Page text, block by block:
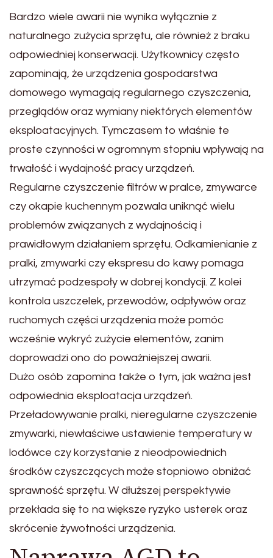
Bardzo wiele awarii nie wynika wyłącznie z
naturalnego zużycia sprzętu, ale również z braku
odpowiedniej konserwacji. Użytkownicy często
zapominają, że urządzenia gospodarstwa
domowego wymagają regularnego czyszczenia,
przeglądów oraz wymiany niektórych elementów
eksploatacyjnych. Tymczasem to właśnie te
proste czynności w ogromnym stopniu wpływają na
trwałość i wydajność pracy urządzeń.
Regularne czyszczenie filtrów w pralce, zmywarce
czy okapie kuchennym pozwala uniknąć wielu
problemów związanych z wydajnością i
prawidłowym działaniem sprzętu. Odkamienianie z
pralki, zmywarki czy ekspresu do kawy pomaga
utrzymać podzespoły w dobrej kondycji. Z kolei
kontrola uszczelek, przewodów, odpływów oraz
ruchomych części urządzenia może pomóc
wcześnie wykryć zużycie elementów, zanim
doprowadzi ono do poważniejszej awarii.
Dużo osób zapomina także o tym, jak ważna jest
odpowiednia eksploatacja urządzeń.
Przeładowywanie pralki, nieregularne czyszczenie
zmywarki, niewłaściwe ustawienie temperatury w
lodówce czy korzystanie z nieodpowiednich
środków czyszczących może stopniowo obniżać
sprawność sprzętu. W dłuższej perspektywie
przekłada się to na większe ryzyko usterek oraz
skrócenie żywotności urządzenia.